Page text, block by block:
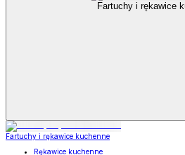
Fartuchy i rękawice
Fartuchy i rękawice kuchenne
Rękawice kuchenne